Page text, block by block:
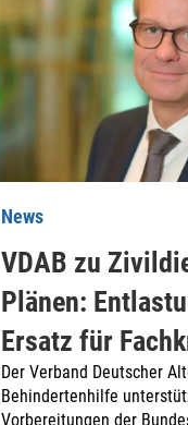
News
VDAB zu
Plänen:
Ersatz für
Der Verband Deutscher
Behindertenhilfe
Vorbereitungen der